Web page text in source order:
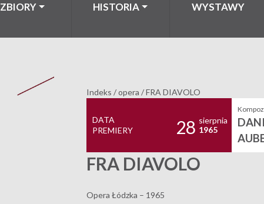
ZBIORY HISTORIA WYSTAWY
Indeks /opera /FRA DIAVOLO
DATA
PREMIERY
28 sierpnia
1965
FRA DIAVOLO
Opera Łódzka – 1965